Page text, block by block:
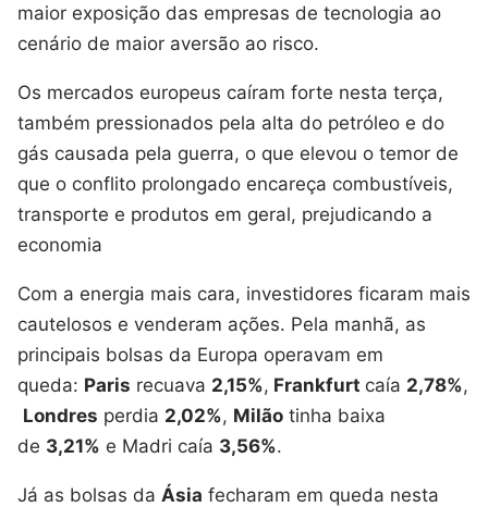
maior exposição das empresas de tecnologia ao
cenário de maior aversão ao risco.
Os mercados europeus caíram forte nesta terça,
também pressionados pela alta do petróleo e do
gás causada pela guerra, o que elevou o temor de
que o conflito prolongado encareça combustíveis,
transporte e produtos em geral, prejudicando a
economia
Com a energia mais cara, investidores ficaram mais
cautelosos e venderam ações. Pela manhã, as
principais bolsas da Europa operavam em
queda: Paris recuava 2,15%, Frankfurt caía 2,78%,
Londres perdia 2,02%, Milão tinha baixa
de 3,21% e Madri caía 3,56%.
Já as bolsas da Ásia fecharam em queda nesta